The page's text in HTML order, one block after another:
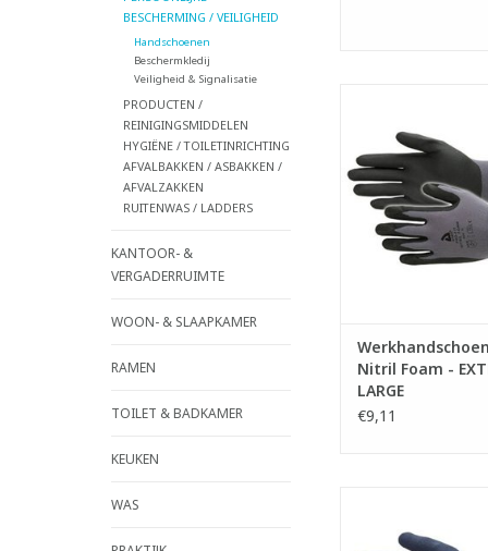
BESCHERMING / VEILIGHEID
Handschoenen
Beschermkledij
Veiligheid & Signalisatie
PRODUCTEN /
REINIGINGSMIDDELEN
HYGIËNE / TOILETINRICHTING
AFVALBAKKEN / ASBAKKEN /
AFVALZAKKEN
RUITENWAS / LADDERS
KANTOOR- &
VERGADERRUIMTE
WOON- & SLAAPKAMER
RAMEN
TOILET & BADKAMER
KEUKEN
WAS
donker grijze
- Erg comfortabel om
ademende coating
handen droog en
Coating
- Superieure
Nitril Foam -
LARGE
€9,11
naadloze nylon